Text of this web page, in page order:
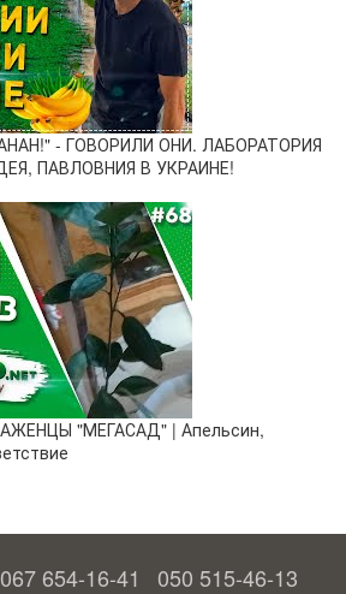
- ГОВОРИЛИ ОНИ. ЛАБОРАТОРИЯ
ПАВЛОВНИЯ В УКРАИНЕ!
"МЕГАСАД" | Апельсин,
067 654-16-41 050 515-46-13